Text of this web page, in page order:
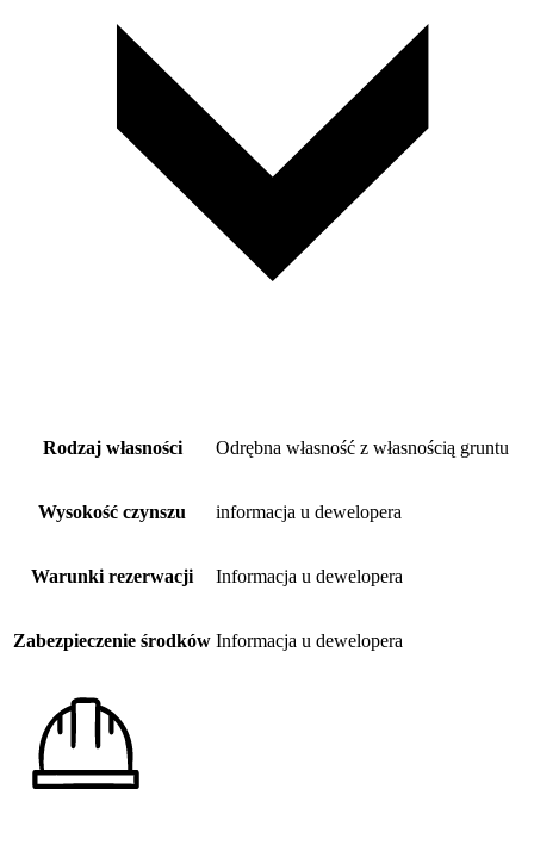
Rodzaj własności Odrębna własność z własnością gruntu
Wysokość czynszu informacja u dewelopera
Warunki rezerwacji Informacja u dewelopera
Zabezpieczenie środków Informacja u dewelopera